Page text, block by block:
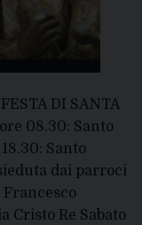
DI SANTA
08.30: Santo
Santo
dai parroci
Cristo Re Sabato